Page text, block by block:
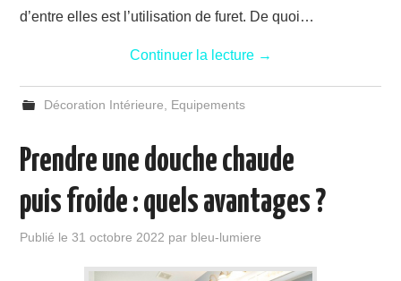
d’entre elles est l’utilisation de furet. De quoi…
Continuer la lecture →
Décoration Intérieure Equipements
Prendre une douche chaude
puis froide : quels avantages ?
Publié le31 octobre 2022 par bleu-lumiere